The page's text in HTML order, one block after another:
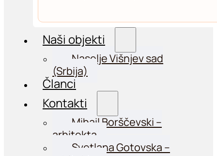
Naši objekti
Naselje Višnjev sad
(Srbija)
Članci
Kontakti
Mihail Borščevski –
arhitekta
Svetlana Gotovska –